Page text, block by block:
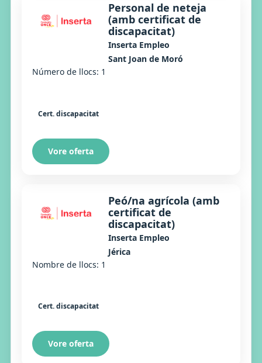
Personal de neteja
(amb certificat de
discapacitat)
Inserta Empleo
Sant Joan de Moró
Número de llocs: 1
Cert. discapacitat
Vore oferta
Peó/na agrícola (amb
certificat de
discapacitat)
Inserta Empleo
Jérica
Nombre de llocs: 1
Cert. discapacitat
Vore oferta